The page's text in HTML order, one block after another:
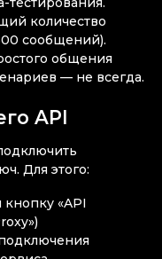
количество
сообщений).
общения
— не всегда.
API
Для этого:
«API